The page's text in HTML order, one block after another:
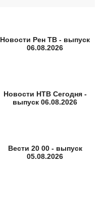
Новости Рен ТВ - выпуск
06.08.2026
Новости НТВ Сегодня -
выпуск 06.08.2026
Вести 20 00 - выпуск
05.08.2026